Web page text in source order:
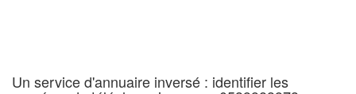
Un service d'annuaire inversé : identifier les